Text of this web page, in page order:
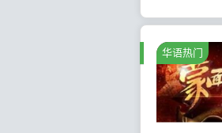
华语热门